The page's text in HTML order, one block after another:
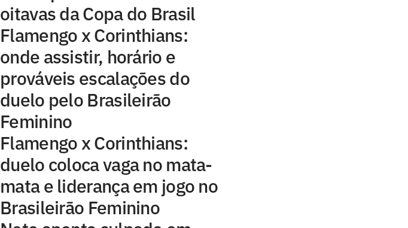
oitavas da Copa do Brasil
Flamengo x Corinthians:
onde assistir, horário e
prováveis escalações do
duelo pelo Brasileirão
Feminino
Flamengo x Corinthians:
duelo coloca vaga no mata-
mata e liderança em jogo no
Brasileirão Feminino